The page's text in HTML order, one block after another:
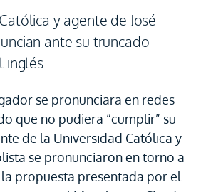
y agente de José
ante su truncado
inglés
se pronunciara en redes
que no pudiera “cumplir” su
de la Universidad Católica y
se pronunciaron en torno a
propuesta presentada por el